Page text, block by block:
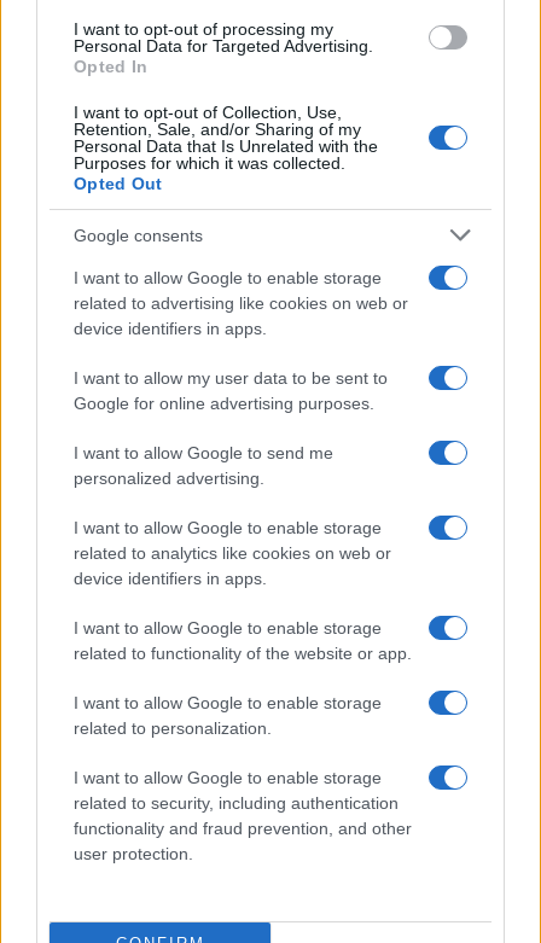
consent section.
I want to opt-out of processing my
Personal Data for Targeted Advertising.
Opted In
I want to opt-out of Collection, Use,
Retention, Sale, and/or Sharing of my
Personal Data that Is Unrelated with the
Purposes for which it was collected.
Opted Out
Google consents
I want to allow Google to enable storage
related to advertising like cookies on web or
device identifiers in apps.
I want to allow my user data to be sent to
Google for online advertising purposes.
I want to allow Google to send me
personalized advertising.
I want to allow Google to enable storage
related to analytics like cookies on web or
device identifiers in apps.
I want to allow Google to enable storage
related to functionality of the website or app.
I want to allow Google to enable storage
related to personalization.
I want to allow Google to enable storage
related to security, including authentication
functionality and fraud prevention, and other
user protection.
Brasile /Ancelotti sarà il nuovo C.T. della Selecão dal 2024
Facebook
Cookie Policy
Syndication
Globalist
Globalscience
Globalsport
Culture
Salute
Megachip
GiULia
Prima Pagina
Giornale dello
Spettacolo
Wondernet
Giuliana Sgrena